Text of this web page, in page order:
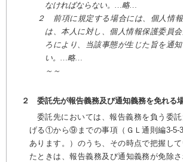
なければならない。…略…
２ 前項に規定する場合には、個人情
は、本人に対し、個人情報保護委員
ろにより、当該事態が生じた旨を通
い。…略…
～～
２ 委託先が報告義務及び通知義務を免れる
委託先においては、報告義務を負う委
げる①から⑨までの事項（ＧＬ通則編3-5-
あります。）のうち、その時点で把握し
たときは、報告義務及び通知義務が免除